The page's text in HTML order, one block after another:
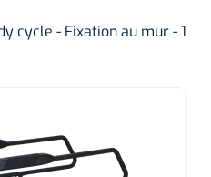
cycle - Fixation au mur - 1